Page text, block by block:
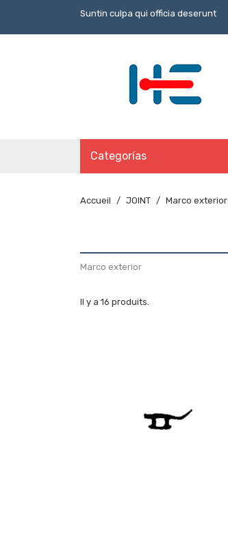
Suntin culpa qui officia deserunt
Categorías
Accueil JOINT Marco exterior
Marco exterior
Il y a 16 produits.